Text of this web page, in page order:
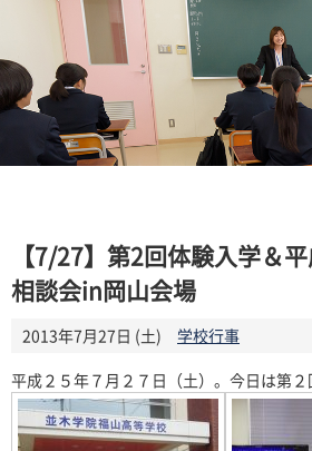
【7/27】第2回体験入学＆
相談会in岡山会場
2013年7月27日 (土)
学校行事
平成２５年７月２７日（土）。今日は第２